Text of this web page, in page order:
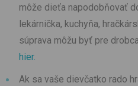
môže dieťa napodobňovať
lekárnička, kuchyňa,
súprava môžu byť pre
hier.
Ak sa vaše dievčatko rado